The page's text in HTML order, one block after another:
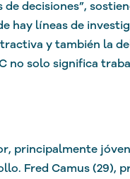
decisiones”,
hay líneas de
y también la
no solo significa
principalmente
Fred Camus (29),